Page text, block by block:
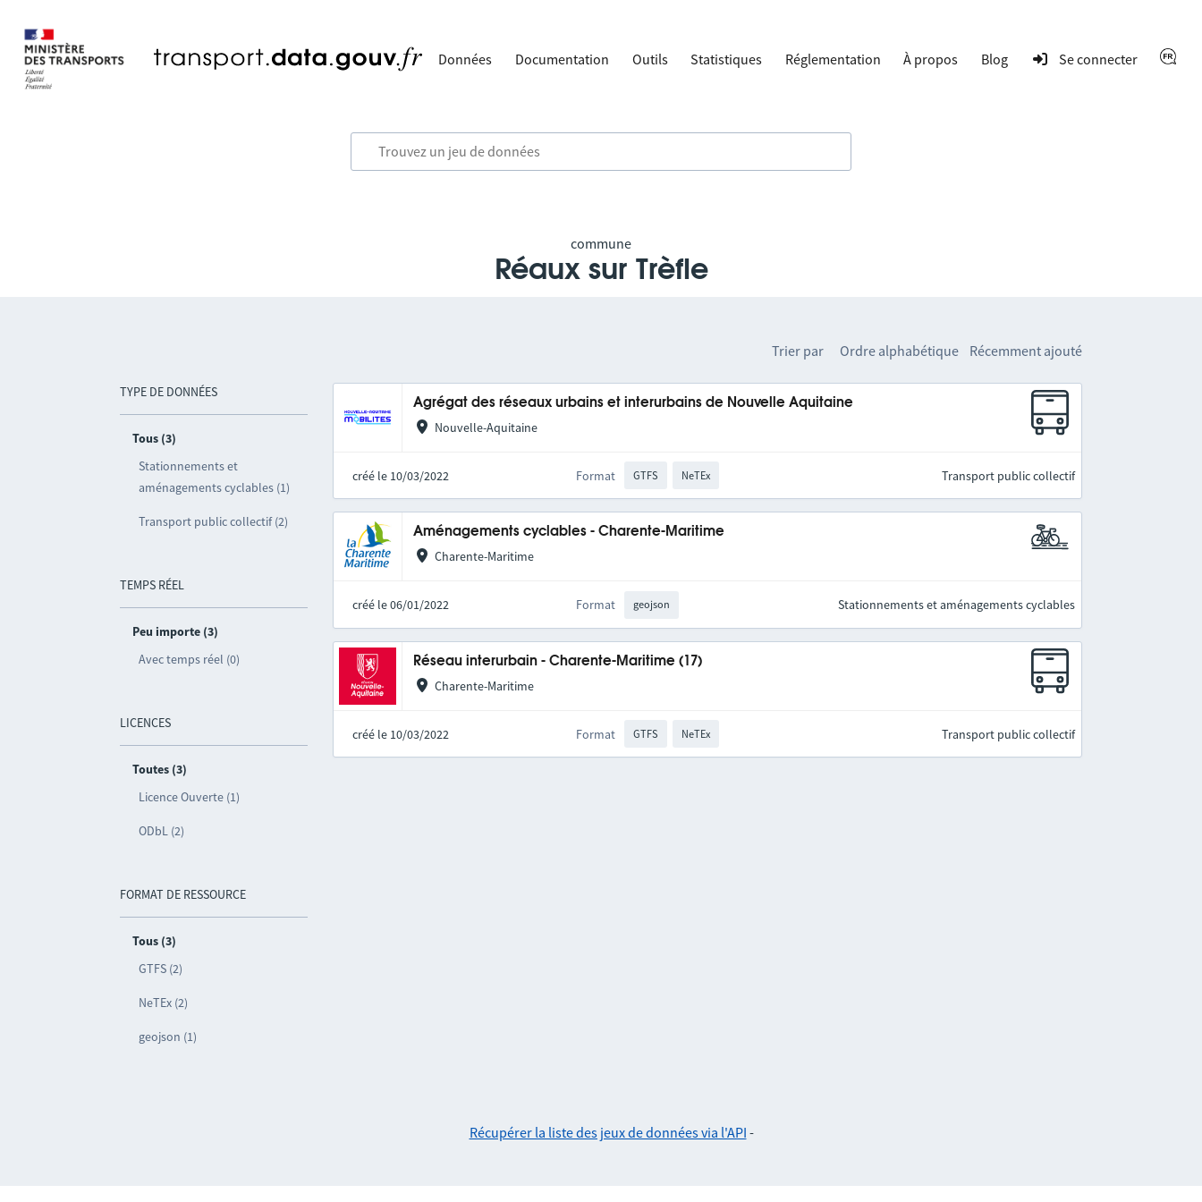
Données Documentation Outils Statistiques Réglementation À propos Blog Se connecter
commune
Réaux sur Trèfle
TYPE DE DONNÉES
Tous (3)
Stationnements et
aménagements cyclables (1)
Transport public collectif (2)
TEMPS RÉEL
Peu importe (3)
Avec temps réel (0)
LICENCES
Toutes (3)
Licence Ouverte (1)
ODbL (2)
FORMAT DE RESSOURCE
Tous (3)
GTFS (2)
NeTEx (2)
geojson (1)
Trier par Ordre alphabétique Récemment ajouté
Agrégat des réseaux urbains et interurbains de Nouvelle Aquitaine
Nouvelle-Aquitaine
créé le 10/03/2022 Format GTFS NeTEx Transport public collectif
Aménagements cyclables - Charente-Maritime
Charente-Maritime
créé le 06/01/2022 Format geojson Stationnements et aménagements cyclables
Réseau interurbain - Charente-Maritime (17)
Charente-Maritime
créé le 10/03/2022 Format GTFS NeTEx Transport public collectif
Récupérer la liste des jeux de données via l'API -